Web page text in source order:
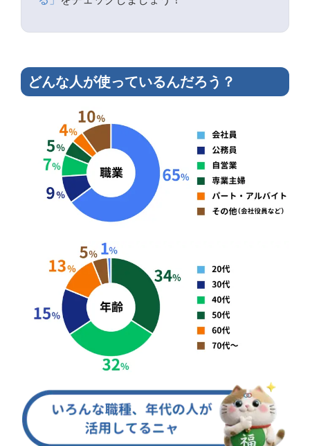
どんな人が使っているんだろう？